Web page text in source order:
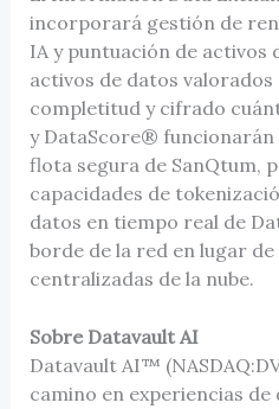
incorporará gestión de
IA y puntuación de activos
activos de datos valorados
completitud y cifrado
y DataScore® funcionarán
flota segura de SanQtum,
capacidades de
datos en tiempo real de
borde de la red en lugar
centralizadas de la nube.
Sobre Datavault AI
Datavault AI™
camino en experiencias